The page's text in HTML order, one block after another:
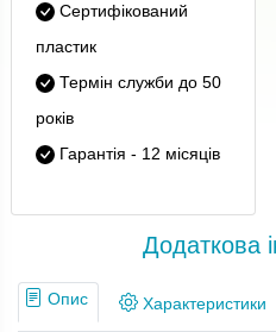
Сертифікований
пластик
Термін служби до 50
років
Гарантія - 12 місяців
Додаткова
Опис Характеристики